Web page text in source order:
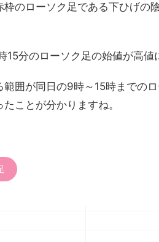
枠のローソク足である下ひげの
15分のローソク足の始値が高値
範囲が同日の9時～15時までの
ことが分かりますね。